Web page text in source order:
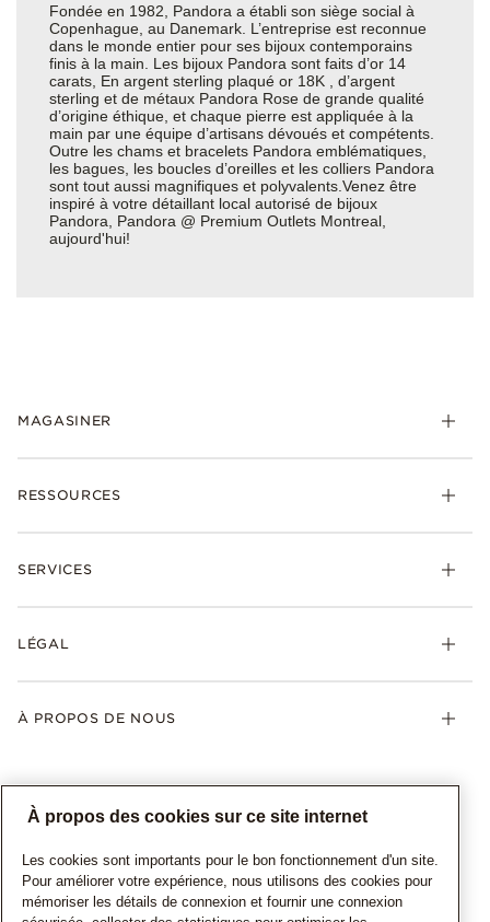
Fondée en 1982, Pandora a établi son siège social à
Copenhague, au Danemark. L’entreprise est reconnue
dans le monde entier pour ses bijoux contemporains
finis à la main. Les bijoux Pandora sont faits d’or 14
carats, En argent sterling plaqué or 18K , d’argent
sterling et de métaux Pandora Rose de grande qualité
d’origine éthique, et chaque pierre est appliquée à la
main par une équipe d’artisans dévoués et compétents.
Outre les chams et bracelets Pandora emblématiques,
les bagues, les boucles d’oreilles et les colliers Pandora
sont tout aussi magnifiques et polyvalents.Venez être
inspiré à votre détaillant local autorisé de bijoux
Pandora, Pandora @ Premium Outlets Montreal,
aujourd'hui!
MAGASINER
RESSOURCES
SERVICES
LÉGAL
À PROPOS DE NOUS
À propos des cookies sur ce site internet
Les cookies sont importants pour le bon fonctionnement d'un site.
Pour améliorer votre expérience, nous utilisons des cookies pour
mémoriser les détails de connexion et fournir une connexion